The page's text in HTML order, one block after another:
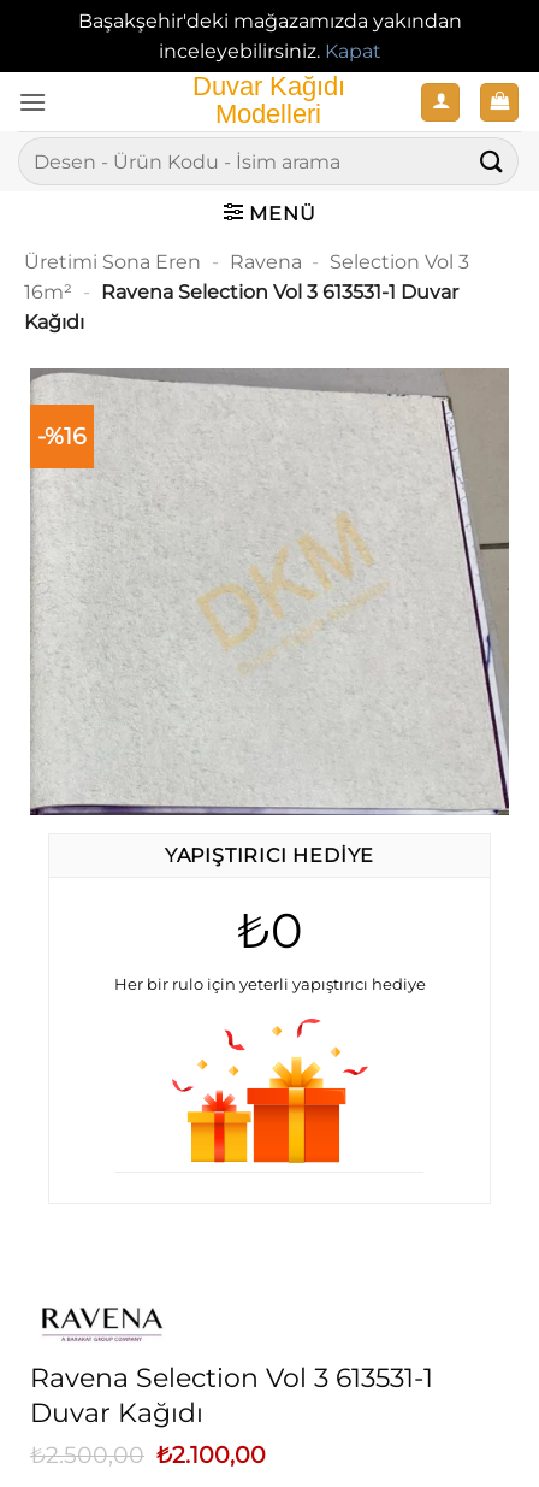
Başakşehir'deki mağazamızda yakından
inceleyebilirsiniz. Kapat
atla
Ara:
MENÜ
Üretimi Sona Eren - Ravena - Selection Vol 3
16m² - Ravena Selection Vol 3 613531-1 Duvar
Kağıdı
-%16
YAPIŞTIRICI HEDIYE
₺0
Her bir rulo için yeterli yapıştırıcı hediye
Ravena Selection Vol 3 613531-1
Duvar Kağıdı
₺2.500,00 Orijinal
₺2.100,00Şu